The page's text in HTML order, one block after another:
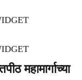
महामार्गाच्या